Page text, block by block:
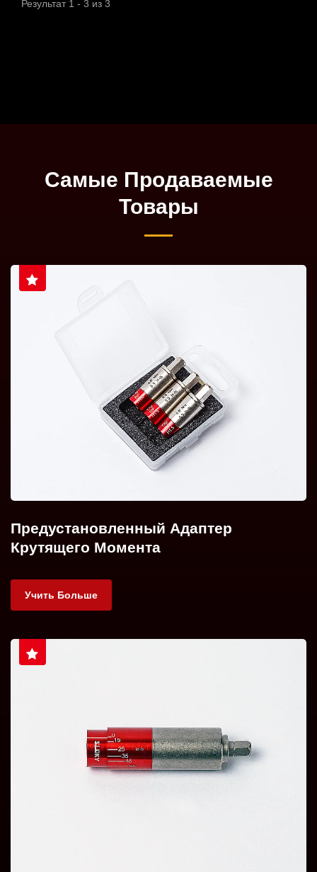
Результат 1 - 3 из 3
Самые Продаваемые
Товары
Предустановленный Адаптер
Крутящего Момента
Учить Больше